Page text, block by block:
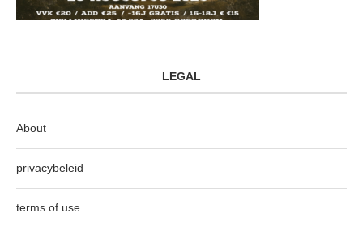
LEGAL
About
privacybeleid
terms of use